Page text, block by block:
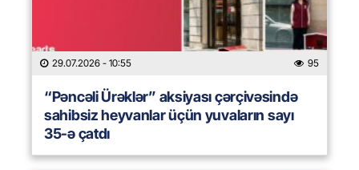
29.07.2026 - 10:55 95
“Pəncəli Ürəklər” aksiyası çərçivəsində
sahibsiz heyvanlar üçün yuvaların sayı
35-ə çatdı